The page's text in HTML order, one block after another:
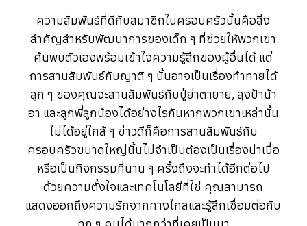
ความสัมพันธ์ที่ดีกับสมาชิกในครอบครัวนั้นคือสิ่ง
สำคัญสำหรับพัฒนาการของเด็ก ๆ ที่ช่วยให้พวกเขา
ค้นพบตัวเองพร้อมเข้าใจความรู้สึกของผู้อื่นได้ แต่
การสานสัมพันธ์กับญาติ ๆ นั้นอาจเป็นเรื่องท้าทายได้
ลูก ๆ ของคุณจะสานสัมพันธ์กับปู่ย่าตายาย, ลุงป้าน้า
อา และลูกพี่ลูกน้องได้อย่างไรกันหากพวกเขาเหล่านั้น
ไม่ได้อยู่ใกล้ ๆ ข่าวดีก็คือการสานสัมพันธ์กับ
ครอบครัวขนาดใหญ่นั้นไม่จำเป็นต้องเป็นเรื่องน่าเบื่อ
หรือเป็นกิจกรรมที่นาน ๆ ครั้งถึงจะทำได้อีกต่อไป
ด้วยความตั้งใจและเทคโนโลยีที่ใช่ คุณสามารถ
แสดงออกถึงความรักจากทางไกลและรู้สึกเชื่อมต่อกับ